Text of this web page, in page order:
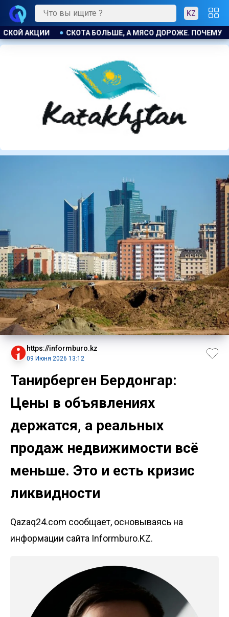
KZ
ПОЧЕМУ В КАЗАХСТАНЕ ПРОДОЛЖАЮТ РАСТИ ЦЕНЫ НА
https://informburo.kz
09 Июня 2026 13:12
Танирберген Бердонгар:
Цены в объявлениях
держатся, а реальных
продаж недвижимости всё
меньше. Это и есть кризис
ликвидности
Qazaq24.com сообщает, основываясь на
информации сайта Informburo.KZ.